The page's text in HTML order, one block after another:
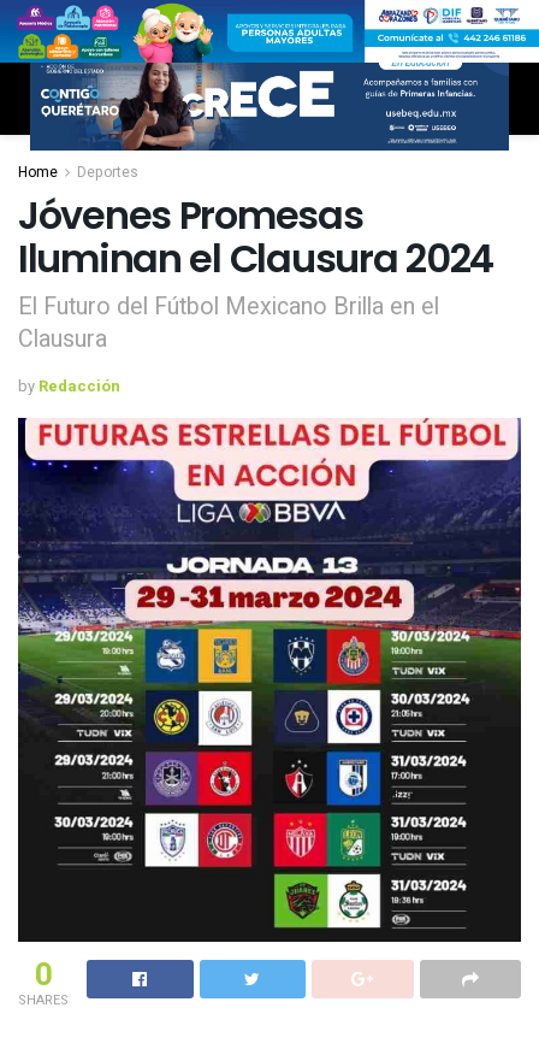
Home Deportes
Jóvenes Promesas
Iluminan el Clausura 2024
El Futuro del Fútbol Mexicano Brilla en el
Clausura
by Redacción
0
SHARES